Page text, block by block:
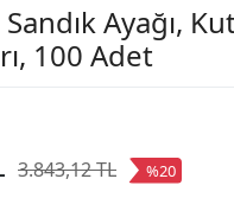
Ayağı,
100 Adet
3.843,12 TL %20